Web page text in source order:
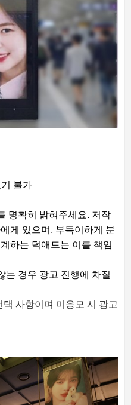
불가
명확히 밝혀주세요. 저작
게 있으며, 부득이하게 분
하는 덕애드는 이를 책임
는 경우 광고 진행에 차질
사항이며 미응모 시 광고